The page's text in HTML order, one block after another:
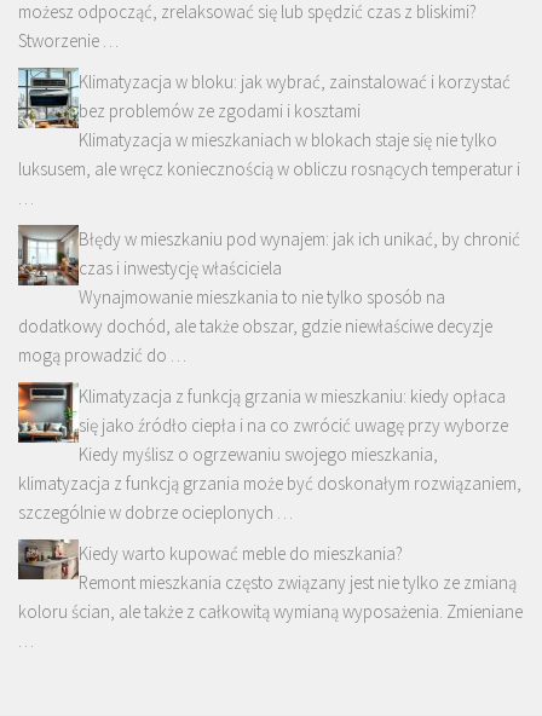
możesz odpocząć, zrelaksować się lub spędzić czas z bliskimi?
Stworzenie …
Klimatyzacja w bloku: jak wybrać, zainstalować i korzystać
bez problemów ze zgodami i kosztami
Klimatyzacja w mieszkaniach w blokach staje się nie tylko
luksusem, ale wręcz koniecznością w obliczu rosnących temperatur i
Błędy w mieszkaniu pod wynajem: jak ich unikać, by chronić
czas i inwestycję właściciela
Wynajmowanie mieszkania to nie tylko sposób na
dodatkowy dochód, ale także obszar, gdzie niewłaściwe decyzje
mogą prowadzić do …
Klimatyzacja z funkcją grzania w mieszkaniu: kiedy opłaca
się jako źródło ciepła i na co zwrócić uwagę przy wyborze
Kiedy myślisz o ogrzewaniu swojego mieszkania,
klimatyzacja z funkcją grzania może być doskonałym rozwiązaniem,
szczególnie w dobrze ocieplonych …
Kiedy warto kupować meble do mieszkania?
Remont mieszkania często związany jest nie tylko ze zmianą
koloru ścian, ale także z całkowitą wymianą wyposażenia. Zmieniane